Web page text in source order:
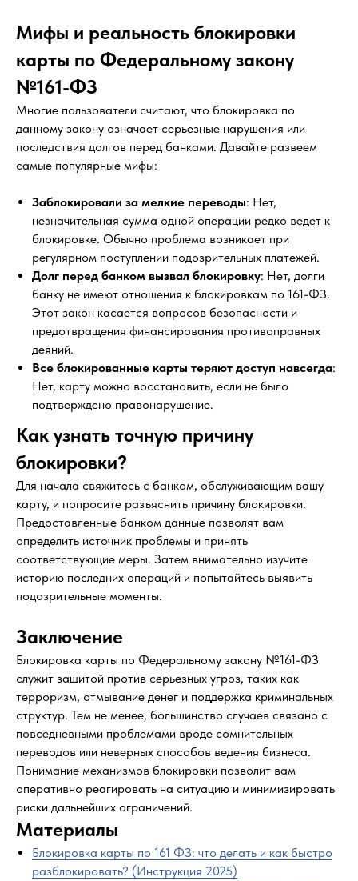
Мифы и реальность блокировки
карты по Федеральному закону
№161-ФЗ
Многие пользователи считают, что блокировка по
данному закону означает серьезные нарушения или
последствия долгов перед банками. Давайте развеем
самые популярные мифы:
Заблокировали за мелкие переводы: Нет,
незначительная сумма одной операции редко ведет к
блокировке. Обычно проблема возникает при
регулярном поступлении подозрительных платежей.
Долг перед банком вызвал блокировку: Нет, долги
банку не имеют отношения к блокировкам по 161-ФЗ.
Этот закон касается вопросов безопасности и
предотвращения финансирования противоправных
деяний.
Все блокированные карты теряют доступ навсегда:
Нет, карту можно восстановить, если не было
подтверждено правонарушение.
Как узнать точную причину
блокировки?
Для начала свяжитесь с банком, обслуживающим вашу
карту, и попросите разъяснить причину блокировки.
Предоставленные банком данные позволят вам
определить источник проблемы и принять
соответствующие меры. Затем внимательно изучите
историю последних операций и попытайтесь выявить
подозрительные моменты.
Заключение
Блокировка карты по Федеральному закону №161-ФЗ
служит защитой против серьезных угроз, таких как
терроризм, отмывание денег и поддержка криминальных
структур. Тем не менее, большинство случаев связано с
повседневными проблемами вроде сомнительных
переводов или неверных способов ведения бизнеса.
Понимание механизмов блокировки позволит вам
оперативно реагировать на ситуацию и минимизировать
риски дальнейших ограничений.
Материалы
Блокировка карты по 161 ФЗ: что делать и как быстро
разблокировать? (Инструкция 2025)
на консультацию
Напишите мне в мессенджер
Telegram
или укажите номер и я перезвоню
+7
Согласен на обработку данных (Политика)
Оставить заявку
РАЗБЛОКИРОВКА 115-ФЗ
АДВОКАТ
ШУПИКОВ Е.В.
ТЕЛЕФОН:
+7 (903) 500-16-61
КРАСНАЯ ЗОНА ЗСК
ЖЕЛТАЯ ЗОНА ЗСК
РАЗБЛОКИРОВКА 161-ФЗ
НАЛОГОВАЯ ЗАЩИТА
ОТЗЫВЫ И КЕЙСЫ
Политика конфиденциальности
Шупиков Евгений Валерьевич
Адвокатская палата Московской области
Центральная Московская Коллегия Адвокатов
ОГРН/ИНН: 1147799016386 / 7703481276
Москва, Зоологическая 22
Реестр 50/10387
Москва,
Зоологическая 22